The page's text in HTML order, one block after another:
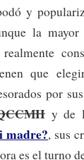
y
la
que
por
y de
madre?, sus
es el turno